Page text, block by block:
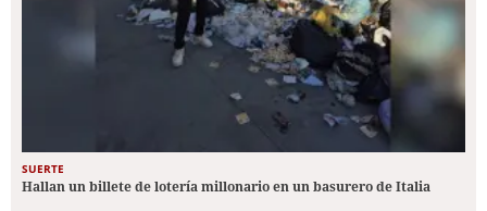
SUERTE
Hallan un billete de lotería millonario en un basurero de Italia